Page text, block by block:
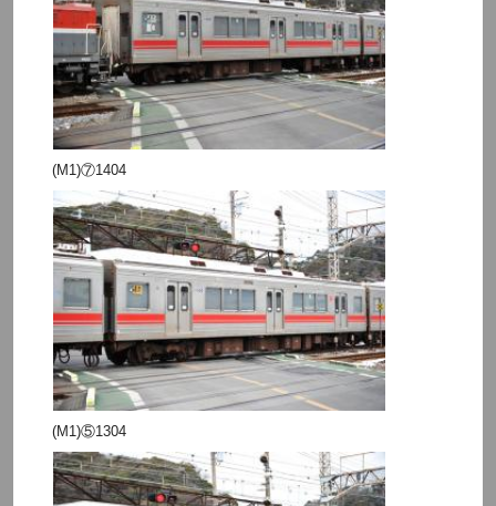
(M1)⑦1404
(M1)⑤1304